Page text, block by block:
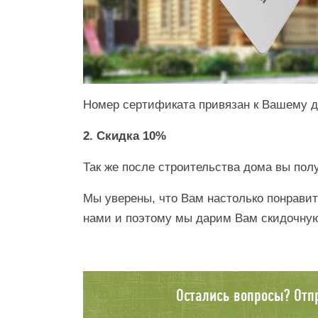
Номер сертификата привязан к Вашему
2. Скидка 10%
Так же после строительства дома вы
Мы уверены, что Вам настолько
нами и поэтому мы дарим Вам
Остались вопросы?